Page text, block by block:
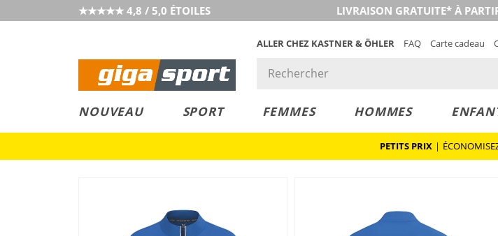
★★★★★ 4,8 / 5,0 ÉTOILES LIVRAISON GRATUITE* À
ALLER CHEZ KASTNER & ÖHLER FAQ Carte cadeau
NOUVEAU SPORT FEMMES HOMMES
PETITS PRIX |